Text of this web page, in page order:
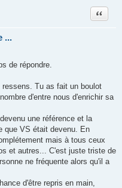
...
Citer
de répondre.
Tu as fait un boulot
d'entre nous d'enrichir sa
une référence et la
que VS était devenu. En
mais à tous ceux
et autres... C'est juste triste de
ne fréquente alors qu'il a
d'être repris en main,